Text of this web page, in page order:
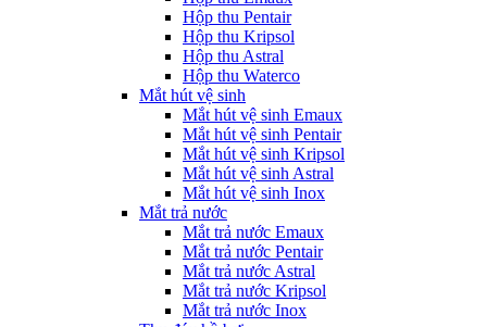
Hộp thu Pentair
Hộp thu Kripsol
Hộp thu Astral
Hộp thu Waterco
Mắt hút vệ sinh
Mắt hút vệ sinh Emaux
Mắt hút vệ sinh Pentair
Mắt hút vệ sinh Kripsol
Mắt hút vệ sinh Astral
Mắt hút vệ sinh Inox
Mắt trả nước
Mắt trả nước Emaux
Mắt trả nước Pentair
Mắt trả nước Astral
Mắt trả nước Kripsol
Mắt trả nước Inox